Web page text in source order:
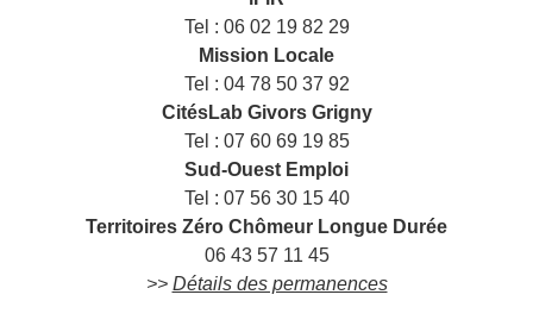
Tel : 06 02 19 82 29
Mission Locale
Tel : 04 78 50 37 92
CitésLab Givors Grigny
Tel : 07 60 69 19 85
Sud-Ouest Emploi
Tel : 07 56 30 15 40
Territoires Zéro Chômeur Longue Durée
06 43 57 11 45
>> Détails des permanences